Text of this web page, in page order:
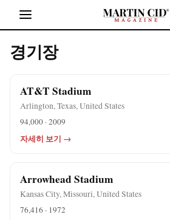
경기장
AT&T Stadium
Arlington, Texas, United States
94,000 · 2009
자세히 보기 →
Arrowhead Stadium
Kansas City, Missouri, United States
76,416 · 1972